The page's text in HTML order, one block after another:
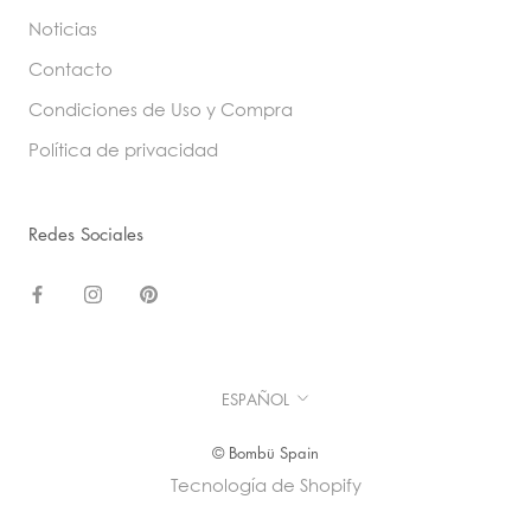
Noticias
Contacto
Condiciones de Uso y Compra
Política de privacidad
Redes Sociales
Idioma
ESPAÑOL
© Bombü Spain
Tecnología de Shopify